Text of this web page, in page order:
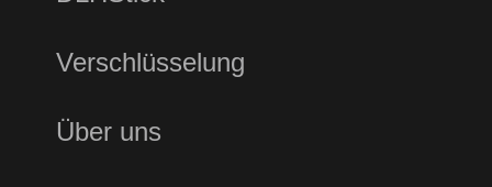
Verschlüsselung
Über uns